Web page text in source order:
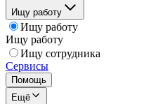
Ищу работу
Ищу работу
Ищу работу
Ищу сотрудника
Сервисы
Помощь
Ещё